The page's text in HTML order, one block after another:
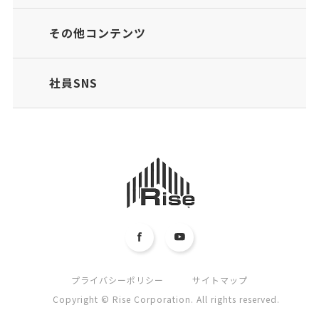
その他コンテンツ
社員SNS
プライバシーポリシー
サイトマップ
Copyright © Rise Corporation. All rights reserved.